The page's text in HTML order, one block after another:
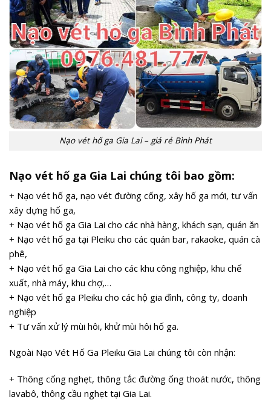
Nạo vét hố ga Gia Lai – giá rẻ Bình Phát
Nạo vét hố ga Gia Lai chúng tôi bao gồm:
+ Nạo vét hố ga, nạo vét đường cống, xây hố ga mới, tư vấn
xây dựng hố ga,
+ Nạo vét hố ga Gia Lai cho các nhà hàng, khách sạn, quán ăn
+ Nạo vét hố ga tại Pleiku cho các quán bar, rakaoke, quán cà
phê,
+ Nạo vét hố ga Gia Lai cho các khu công nghiệp, khu chế
xuất, nhà máy, khu chợ,…
+ Nạo vét hố ga Pleiku cho các hộ gia đình, công ty, doanh
nghiệp
+ Tư vấn xử lý mùi hôi, khử mùi hôi hố ga.
Ngoài Nạo Vét Hố Ga Pleiku Gia Lai chúng tôi còn nhận:
+ Thông cống nghẹt, thông tắc đường ống thoát nước, thông
lavabô, thông cầu nghẹt tại Gia Lai.